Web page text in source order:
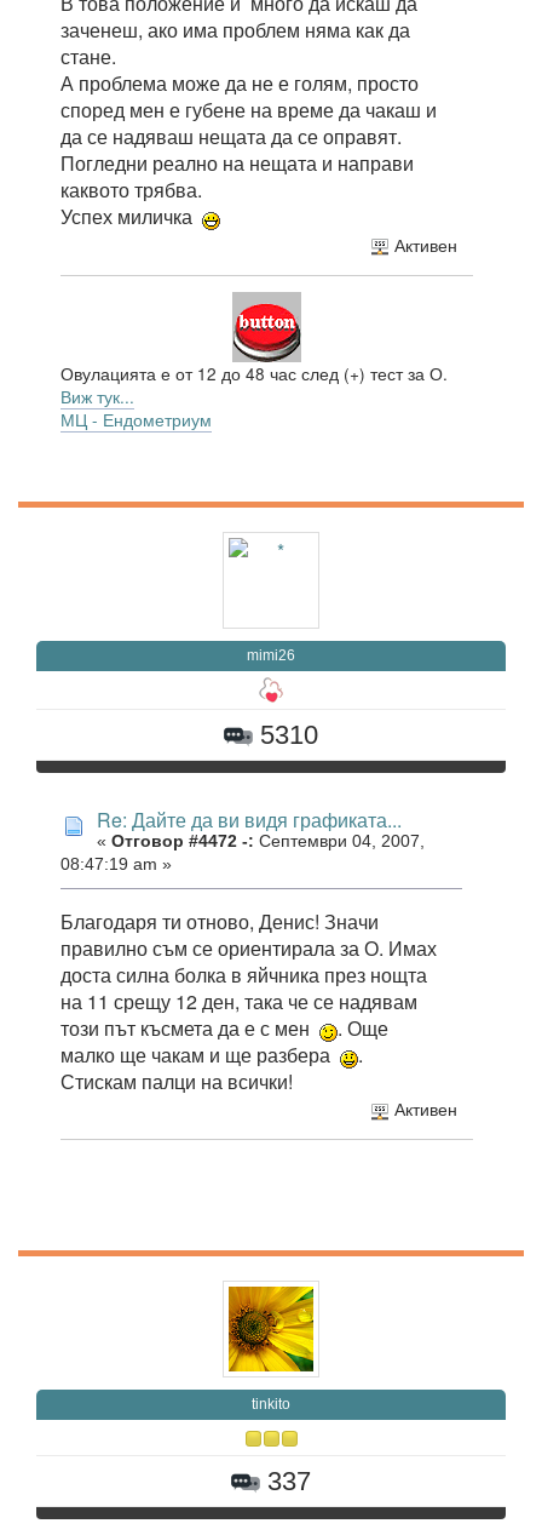
заченеш, ако има проблем няма как да
стане.
А проблема може да не е голям, просто
според мен е губене на време да чакаш и
да се надяваш нещата да се оправят.
Погледни реално на нещата и направи
каквото трябва.
Успех миличка
Активен
Овулацията е от 12 до 48 час след (+) тест за О.
Виж тук...
МЦ - Ендометриум
mimi26
5310
Re: Дайте да ви видя графиката...
« Отговор #4472 -: Септември 04, 2007,
08:47:19 am »
Благодаря ти отново, Денис! Значи
правилно съм се ориентирала за О. Имах
доста силна болка в яйчника през нощта
на 11 срещу 12 ден, така че се надявам
този път късмета да е с мен
. Още
малко ще чакам и ще разбера
.
Стискам палци на всички!
Активен
tinkito
337